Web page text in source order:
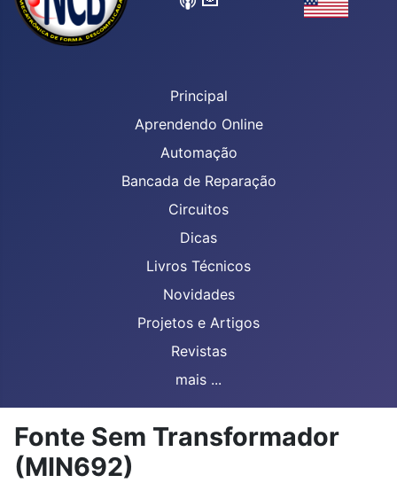
Principal
Aprendendo Online
Automação
Bancada de Reparação
Circuitos
Dicas
Livros Técnicos
Novidades
Projetos e Artigos
Revistas
mais ...
Fonte Sem Transformador
(MIN692)